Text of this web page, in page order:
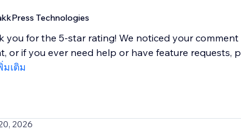
Technologies
you for the 5-star rating! We noticed your
or if you ever need help or have feature requests,
มเติม
2026